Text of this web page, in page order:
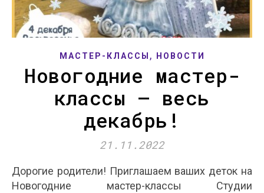
МАСТЕР-КЛАССЫ , НОВОСТИ
Новогодние мастер-
классы — весь
декабрь!
21.11.2022
Дорогие родители! Приглашаем ваших деток на
Новогодние мастер-классы Студии